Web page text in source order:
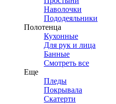
Наволочки
Пододеяльники
Полотенца
Кухонные
Для рук и лица
Банные
Смотреть все
Еще
Пледы
Покрывала
Скатерти